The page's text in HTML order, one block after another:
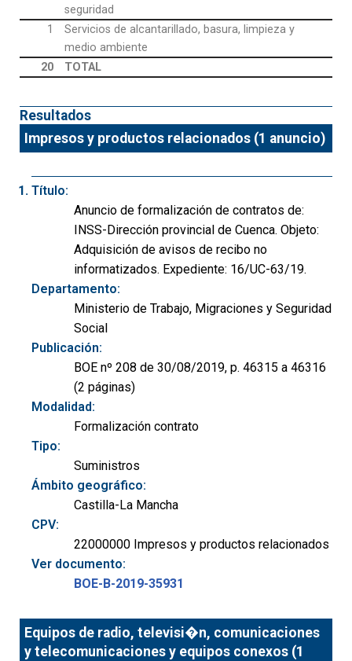
seguridad
1
Servicios de alcantarillado, basura, limpieza y
medio ambiente
20
TOTAL
Resultados
Impresos y productos relacionados (1 anuncio)
Título:
Anuncio de formalización de contratos de:
INSS-Dirección provincial de Cuenca. Objeto:
Adquisición de avisos de recibo no
informatizados. Expediente: 16/UC-63/19.
Departamento:
Ministerio de Trabajo, Migraciones y Seguridad
Social
Publicación:
BOE nº 208 de 30/08/2019, p. 46315 a 46316
(2 páginas)
Modalidad:
Formalización contrato
Tipo:
Suministros
Ámbito geográfico:
Castilla-La Mancha
CPV:
22000000 Impresos y productos relacionados
Ver documento:
BOE-B-2019-35931
Equipos de radio, televisi�n, comunicaciones
y telecomunicaciones y equipos conexos (1